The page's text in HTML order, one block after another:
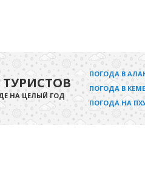
НА ЦЕЛЫЙ ГОД
ПОГОДА В
ПОГОДА В
ПОГОДА НА